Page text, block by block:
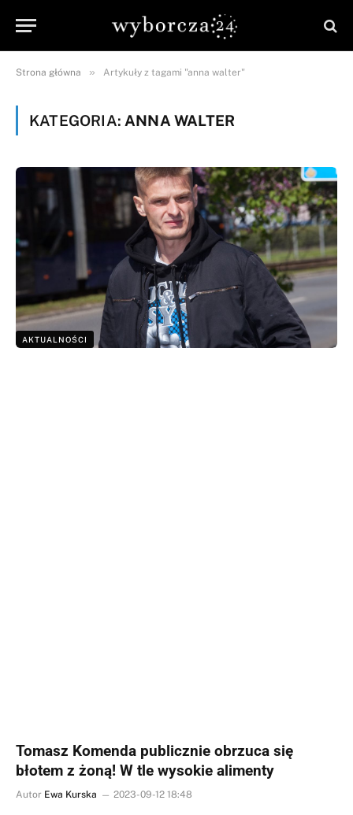
Strona główna » Artykuły z tagami "anna walter"
KATEGORIA: ANNA WALTER
AKTUALNOŚCI
Tomasz Komenda publicznie obrzuca się
błotem z żoną! W tle wysokie alimenty
Autor Ewa Kurska 2023-09-12 18:48